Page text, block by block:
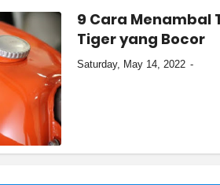
9 Cara Menambal
Tiger yang Bocor
Saturday, May 14, 2022